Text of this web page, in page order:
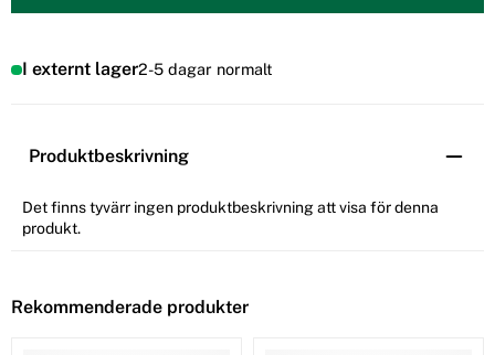
I externt lager2-5 dagar normalt
Produktbeskrivning
Det finns tyvärr ingen produktbeskrivning att visa för denna
produkt.
Rekommenderade produkter